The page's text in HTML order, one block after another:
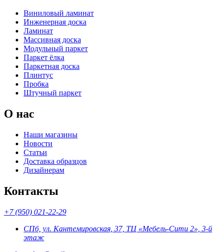
Виниловый ламинат
Инженерная доска
Ламинат
Массивная доска
Модульный паркет
Паркет ёлка
Паркетная доска
Плинтус
Пробка
Штучный паркет
О нас
Наши магазины
Новости
Статьи
Доставка образцов
Дизайнерам
Контакты
+7 (950) 021-22-29
СПб, ул. Кантемировская, 37, ТЦ «Мебель-Сити 2», 3-й
этаж